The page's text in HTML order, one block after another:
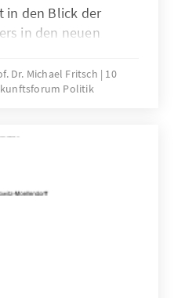
in den Blick der
in den neuen
und
durchgeführt
und
werden und
Programme
thematisiert die
Fachpolitikern
und den
den Ministerien
erhalten
Dr. Michael Fritsch
10
Politik